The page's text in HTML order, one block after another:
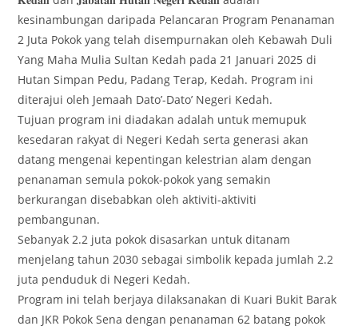
kesinambungan daripada Pelancaran Program Penanaman
2 Juta Pokok yang telah disempurnakan oleh Kebawah Duli
Yang Maha Mulia Sultan Kedah pada 21 Januari 2025 di
Hutan Simpan Pedu, Padang Terap, Kedah. Program ini
diterajui oleh Jemaah Dato’-Dato’ Negeri Kedah.
Tujuan program ini diadakan adalah untuk memupuk
kesedaran rakyat di Negeri Kedah serta generasi akan
datang mengenai kepentingan kelestrian alam dengan
penanaman semula pokok-pokok yang semakin
berkurangan disebabkan oleh aktiviti-aktiviti
pembangunan.
Sebanyak 2.2 juta pokok disasarkan untuk ditanam
menjelang tahun 2030 sebagai simbolik kepada jumlah 2.2
juta penduduk di Negeri Kedah.
Program ini telah berjaya dilaksanakan di Kuari Bukit Barak
dan JKR Pokok Sena dengan penanaman 62 batang pokok